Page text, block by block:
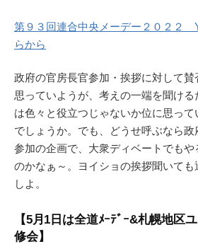
第９３回連合中央メーデー２０２２
らから
政府の官房長官参加・挨拶に対して
思っていようが、考えの一端を聞け
は色々と役立つじゃないか位に思っ
でしょうか。でも、どうせ呼ぶなら
参加の企画で、大衆ディベートでも
のかなぁ～。ヨイショの挨拶聞いて
しよ。
【5月1日は全道ﾒｰﾃﾞｰ&札幌地区
修会】